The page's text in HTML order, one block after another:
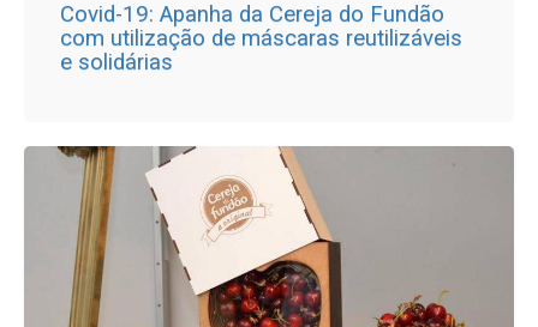
Covid-19: Apanha da Cereja do Fundão
com utilização de máscaras reutilizáveis
e solidárias